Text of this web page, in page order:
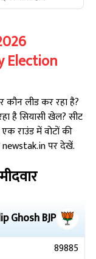
Election
कौन लीड कर रहा है?
है सियासी खेल? सीट
राउंड में वोटों की
पर देखें.
GhoshBJP
89885